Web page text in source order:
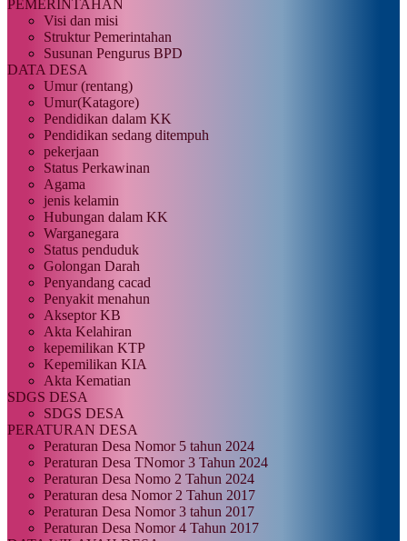
PEMERINTAHAN
Visi dan misi
Struktur Pemerintahan
Susunan Pengurus BPD
DATA DESA
Umur (rentang)
Umur(Katagore)
Pendidikan dalam KK
Pendidikan sedang ditempuh
pekerjaan
Status Perkawinan
Agama
jenis kelamin
Hubungan dalam KK
Warganegara
Status penduduk
Golongan Darah
Penyandang cacad
Penyakit menahun
Akseptor KB
Akta Kelahiran
kepemilikan KTP
Kepemilikan KIA
Akta Kematian
SDGS DESA
SDGS DESA
PERATURAN DESA
Peraturan Desa Nomor 5 tahun 2024
Peraturan Desa TNomor 3 Tahun 2024
Peraturan Desa Nomo 2 Tahun 2024
Peraturan desa Nomor 2 Tahun 2017
Peraturan Desa Nomor 3 tahun 2017
Peraturan Desa Nomor 4 Tahun 2017